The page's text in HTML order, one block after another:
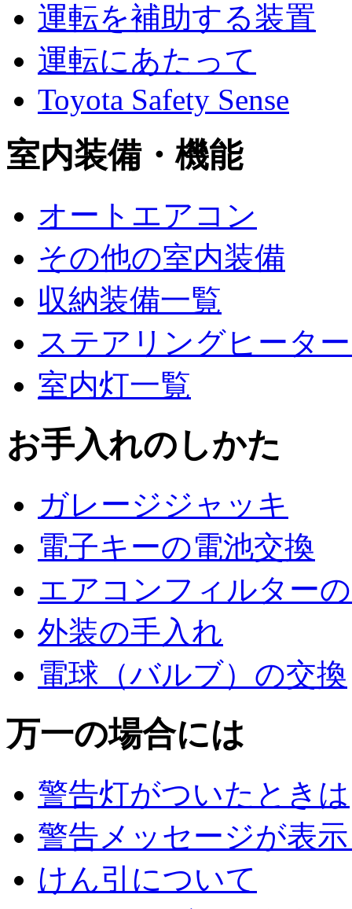
運転を補助する装置
運転にあたって
Toyota Safety Sense
室内装備・機能
オートエアコン
その他の室内装備
収納装備一覧
ステアリングヒータ
室内灯一覧
お手入れのしかた
ガレージジャッキ
電子キーの電池交換
エアコンフィルター
外装の手入れ
電球（バルブ）の交換
万一の場合には
警告灯がついたときは
警告メッセージが表
けん引について